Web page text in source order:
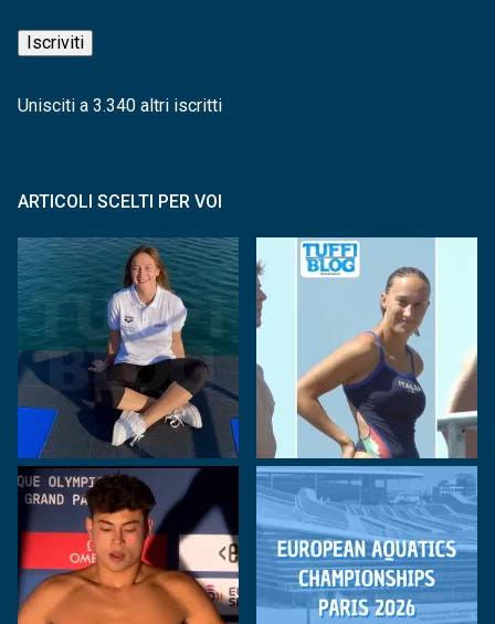
mail
Iscriviti
Unisciti a 3.340 altri iscritti
ARTICOLI SCELTI PER VOI